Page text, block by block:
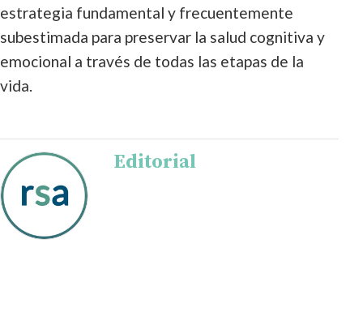
estrategia fundamental y frecuentemente
subestimada para preservar la salud cognitiva y
emocional a través de todas las etapas de la
vida.
Editorial